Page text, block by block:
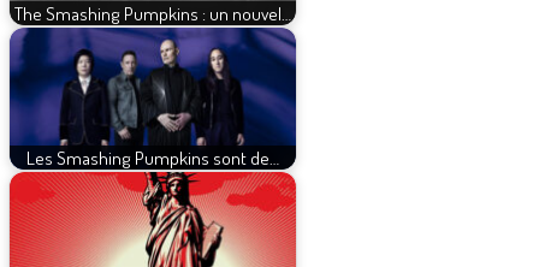
The Smashing Pumpkins : un nouvel…
Les Smashing Pumpkins sont de…